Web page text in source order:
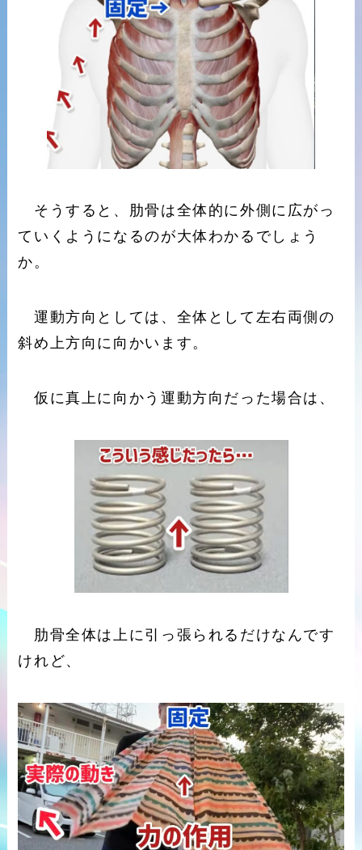
そうすると、肋骨は全体的に外側に広がっ
ていくようになるのが大体わかるでしょう
か。
運動方向としては、全体として左右両側の
斜め上方向に向かいます。
仮に真上に向かう運動方向だった場合は、
肋骨全体は上に引っ張られるだけなんです
けれど、